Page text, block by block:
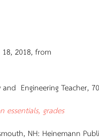
2018, from
and Engineering Teacher,
essentials, grades
NH: Heinemann